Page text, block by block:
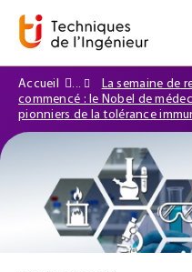
Accueil
La semaine de
commencé : le Nobel de
pionniers de la tolérance